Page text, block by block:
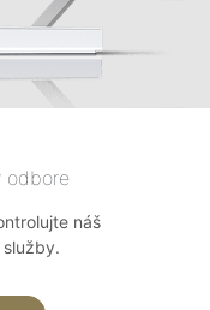
odbore
náš